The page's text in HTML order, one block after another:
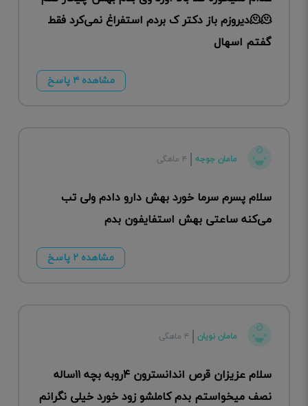
🫠🫠دیروزم باز دکتر ک بردم استفراغ نمی‌کرد فقط
گفتم اسهال
مشاهده ۴ پاسخ
مامان جوجه ۴ ماهگی
سلام پسرم سرما خورد بهش دارو دادم ولی تب
می‌کنه ساعتی بهش استفایفون بدم
مشاهده ۲ پاسخ
مامان نویان ۴ ماهگی
سلام عزیزان قرص اندانسترون ۴روبه بچه ۱۱ساله
نصف میخواستم بدم کاملشو زود خورد خیلی نگرانم